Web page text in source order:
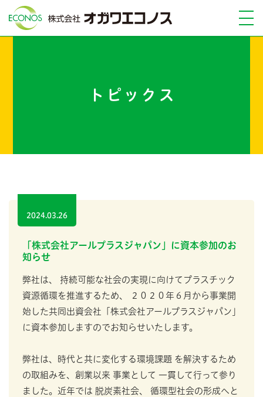
トピックス
2024.03.26
「株式会社アールプラスジャパン」に資本参加のお
知らせ
弊社は、 持続可能な社会の実現に向けてプラスチック
資源循環を推進するため、 ２０２０年６月から事業開
始した共同出資会社「株式会社アールプラスジャパン」
に資本参加しますのでお知らせいたします。
弊社は、時代と共に変化する環境課題 を解決するため
の取組みを、創業以来 事業として 一貫して行って参り
ました。近年では 脱炭素社会、 循環型社会の形成へと